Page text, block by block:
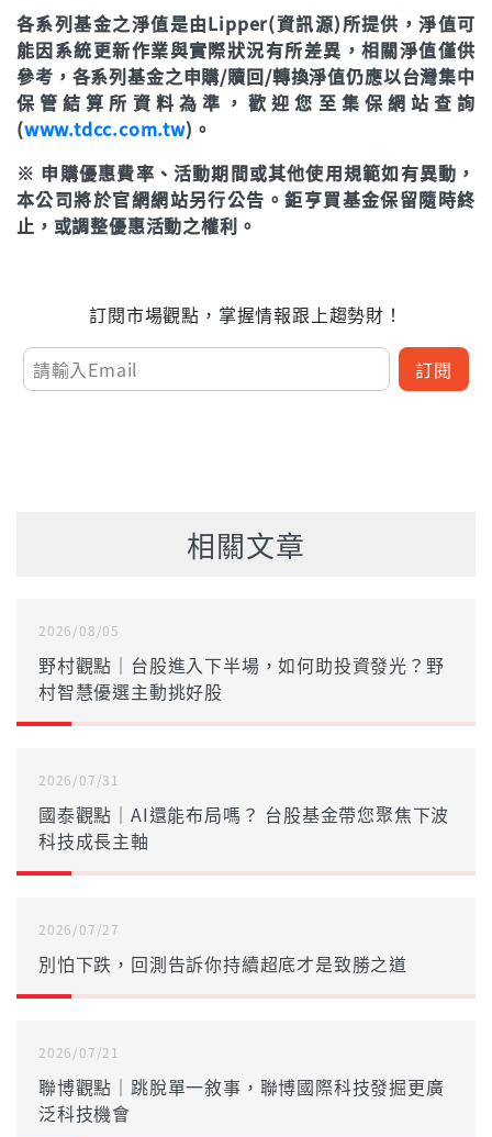
各系列基金之淨值是由Lipper(資訊源)所提供，淨值可
能因系統更新作業與實際狀況有所差異，相關淨值僅供
參考，各系列基金之申購/贖回/轉換淨值仍應以台灣集中
保管結算所資料為準，歡迎您至集保網站查詢
(www.tdcc.com.tw)。
※ 申購優惠費率、活動期間或其他使用規範如有異動，
本公司將於官網網站另行公告。鉅亨買基金保留隨時終
止，或調整優惠活動之權利。
訂閱市場觀點，掌握情報跟上趨勢財！
訂閱
相關文章
2026/08/05
野村觀點｜台股進入下半場，如何助投資發光？野
村智慧優選主動挑好股
2026/07/31
國泰觀點｜AI還能布局嗎？ 台股基金帶您聚焦下波
科技成長主軸
2026/07/27
別怕下跌，回測告訴你持續超底才是致勝之道
2026/07/21
聯博觀點｜跳脫單一敘事，聯博國際科技發掘更廣
泛科技機會